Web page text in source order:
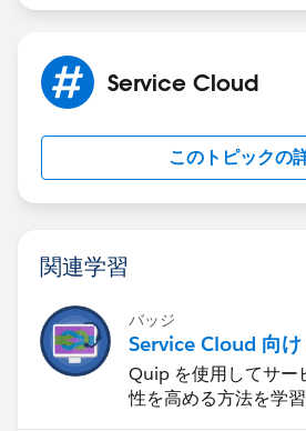
Service Cloud
このトピックの
関連学習
バッジ
Service Cloud 向
Quip を使用してサー
性を高める方法を学習